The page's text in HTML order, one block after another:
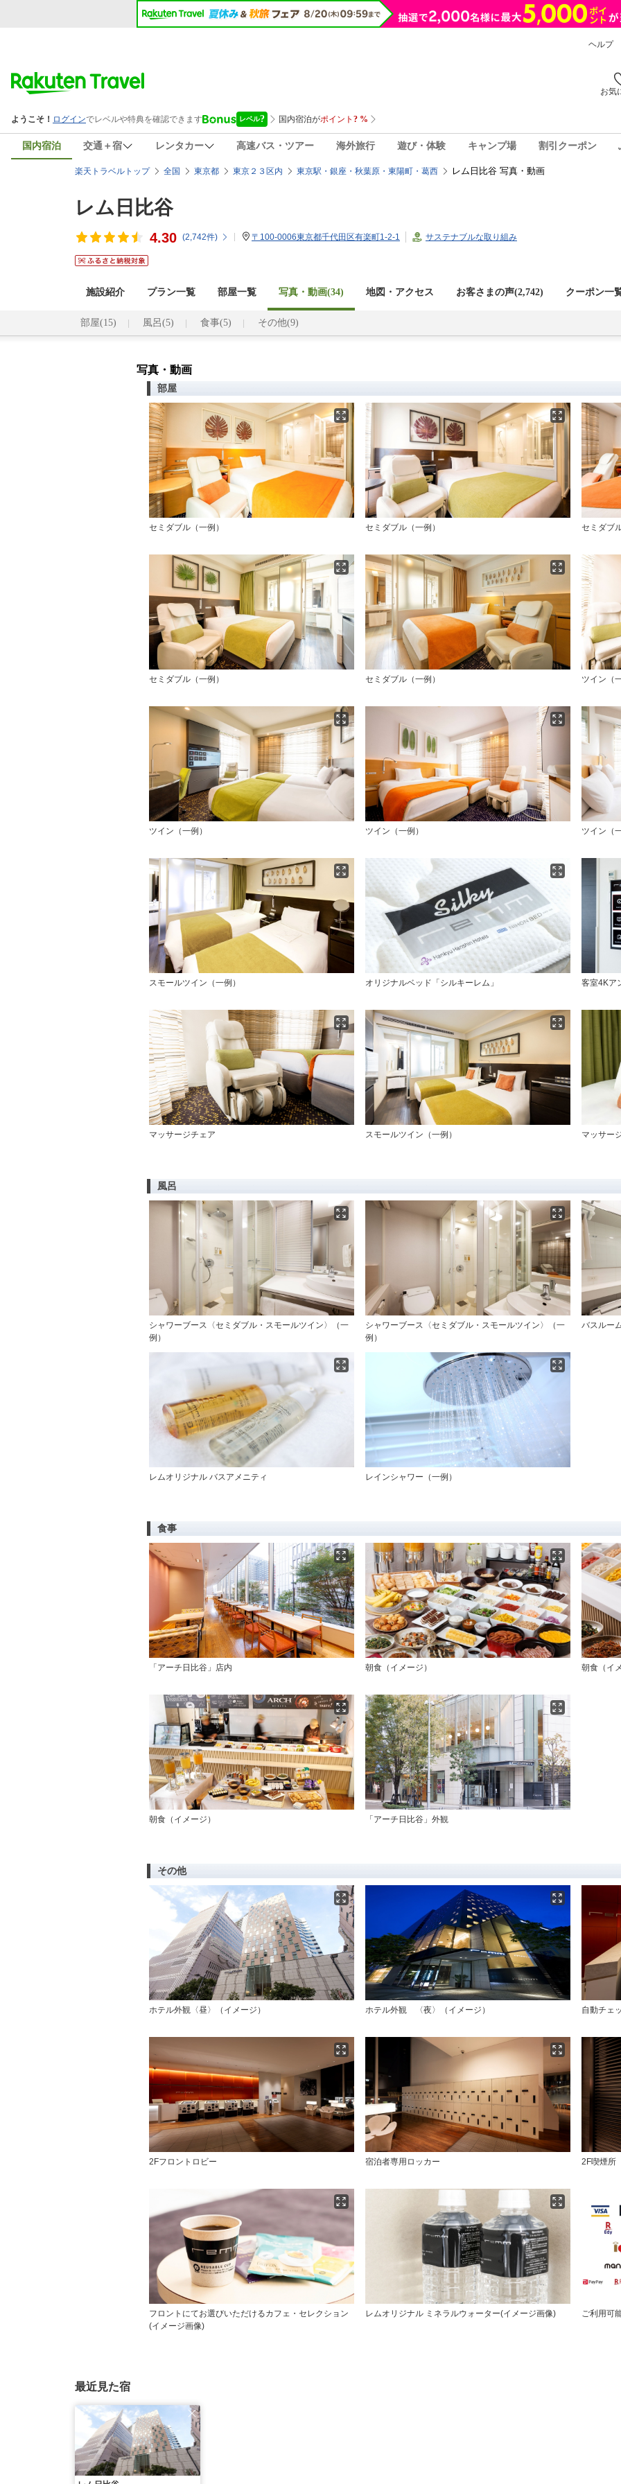
ヘルプ
お気
国内宿泊 交通＋宿 レンタカー 高速バス・ツアー 海外旅行 遊び・体験 キャンプ場 割引クーポン
楽天トラベルトップ 全国 東京都 東京２３区内 東京駅・銀座・秋葉原・東陽町・葛西 レム日比谷 写真・動画
レム日比谷
4.30 (2,742件) 〒100-0006東京都千代田区有楽町1-2-1 サステナブルな取り組み
施設紹介 プラン一覧 部屋一覧 写真・動画(34) 地図・アクセス お客さまの声(2,742) クーポン一
部屋(15) 風呂(5) 食事(5) その他(9)
写真・動画
部屋
セミダブル（一例） セミダブル（一例） セミダブ
セミダブル（一例） セミダブル（一例） ツイン（
ツイン（一例） ツイン（一例） ツイン（
スモールツイン（一例） オリジナルベッド「シルキーレム」 客室4Kア
マッサージチェア スモールツイン（一例） マッサー
風呂
シャワーブース〈セミダブル・スモールツイン〉（一
例）
シャワーブース〈セミダブル・スモールツイン〉（一
例）
バスルー
レムオリジナル バスアメニティ レインシャワー（一例）
食事
「アーチ日比谷」店内 朝食（イメージ） 朝食（イ
朝食（イメージ） 「アーチ日比谷」外観
その他
ホテル外観〈昼〉（イメージ） ホテル外観 〈夜〉（イメージ） 自動チェ
2Fフロントロビー 宿泊者専用ロッカー 2F喫煙所
フロントにてお選びいただけるカフェ・セレクション
(イメージ画像)
レムオリジナル ミネラルウォーター(イメージ画像) ご利用可
最近見た宿